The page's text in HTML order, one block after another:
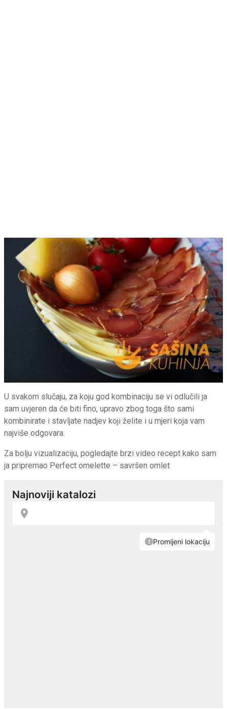
U svakom slučaju, za koju god kombinaciju se vi odlučili ja
sam uvjeren da će biti fino, upravo zbog toga što sami
kombinirate i stavljate nadjev koji želite i u mjeri koja vam
najviše odgovara.
Za bolju vizualizaciju, pogledajte brzi video recept kako sam
ja pripremao Perfect omelette – savršen omlet